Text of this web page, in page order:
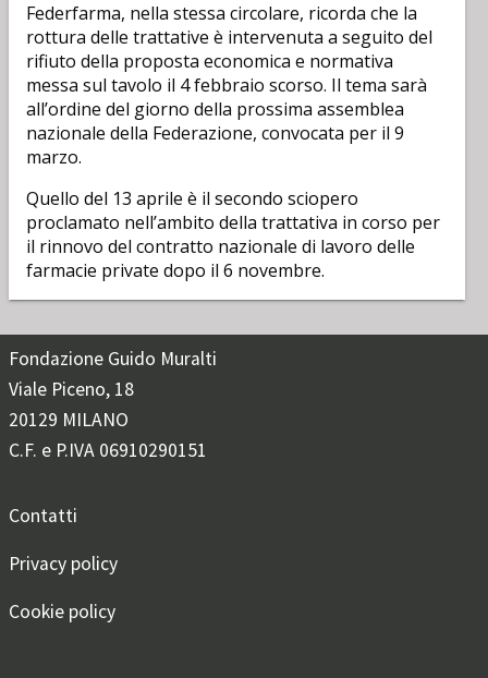
Federfarma, nella stessa circolare, ricorda che la
rottura delle trattative è intervenuta a seguito del
rifiuto della proposta economica e normativa
messa sul tavolo il 4 febbraio scorso. Il tema sarà
all’ordine del giorno della prossima assemblea
nazionale della Federazione, convocata per il 9
marzo.
Quello del 13 aprile è il secondo sciopero
proclamato nell’ambito della trattativa in corso per
il rinnovo del contratto nazionale di lavoro delle
farmacie private dopo il 6 novembre.
Fondazione Guido Muralti
Viale Piceno, 18
20129 MILANO
C.F. e P.IVA 06910290151
Contatti
Privacy policy
Cookie policy